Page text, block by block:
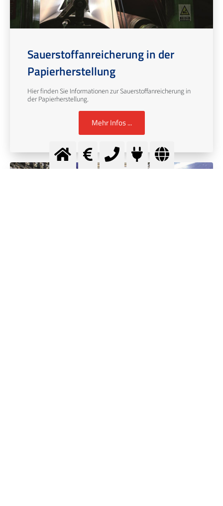
Sauerstoffanreicherung in der
Papierherstellung
Hier finden Sie Informationen zur Sauerstoffanreicherung in
der Papierherstellung.
Mehr Infos ...